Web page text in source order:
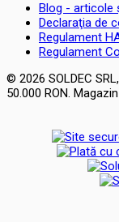
Blog - articole
Declaraţia de
Regulament
Regulament
© 2026 SOLDEC
50.000 RON.